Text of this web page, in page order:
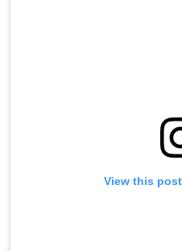
View this